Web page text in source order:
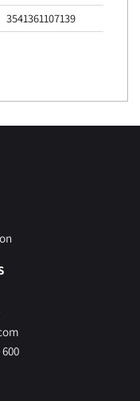
3541361107139